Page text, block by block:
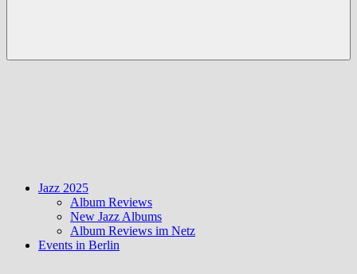
Jazz 2025
Album Reviews
New Jazz Albums
Album Reviews im Netz
Events in Berlin